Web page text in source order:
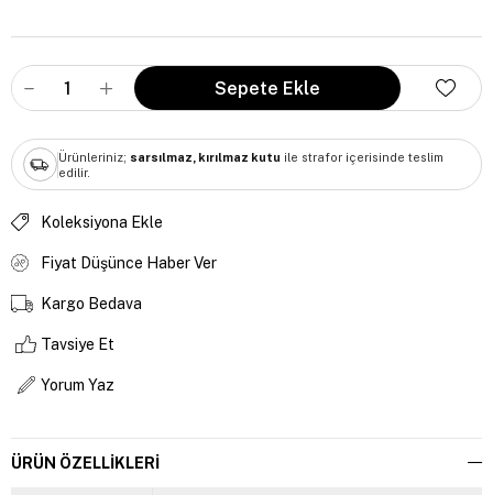
Ürünleriniz; sarsılmaz, kırılmaz kutu ile strafor içerisinde teslim
edilir.
Koleksiyona Ekle
Fiyat Düşünce Haber Ver
Kargo Bedava
Tavsiye Et
Yorum Yaz
ÜRÜN ÖZELLIKLERI